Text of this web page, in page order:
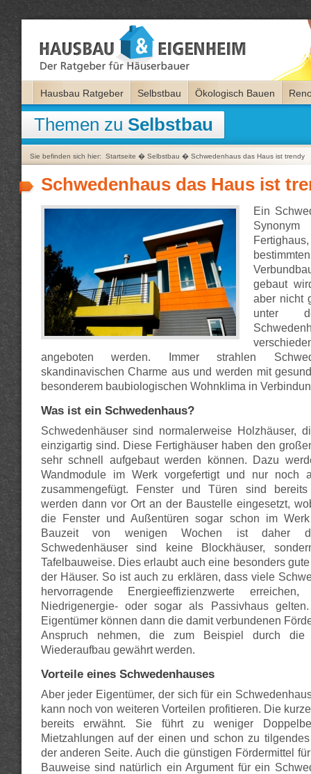
Hausbau Ratgeber Selbstbau Ökologisch Bauen
Themen zu Selbstbau
Sie befinden sich hier: Startseite � Selbstbau � Schwedenhaus das Haus ist trendy
Schwedenhaus das Haus ist
Ein
bestimmten
gebaut
aber nicht
unter
angeboten werden. Immer strahlen
skandinavischen Charme aus und werden mit
besonderem baubiologischen Wohnklima in
Was ist ein Schwedenhaus?
Schwedenhäuser sind normalerweise Holzhäuser,
einzigartig sind. Diese Fertighäuser haben den
sehr schnell aufgebaut werden können. Dazu
Wandmodule im Werk vorgefertigt und nur noch
zusammengefügt. Fenster und Türen sind
werden dann vor Ort an der Baustelle eingesetzt,
die Fenster und Außentüren sogar schon im
Bauzeit von wenigen Wochen ist daher
Schwedenhäuser sind keine Blockhäuser,
Tafelbauweise. Dies erlaubt auch eine besonders
der Häuser. So ist auch zu erklären, dass viele
hervorragende Energieeffizienzwerte
Niedrigenergie- oder sogar als Passivhaus
Eigentümer können dann die damit verbundenen
Anspruch nehmen, die zum Beispiel durch die
Wiederaufbau gewährt werden.
Vorteile eines Schwedenhauses
Aber jeder Eigentümer, der sich für ein
kann noch von weiteren Vorteilen profitieren. Die
bereits erwähnt. Sie führt zu weniger
Mietzahlungen auf der einen und schon zu
der anderen Seite. Auch die günstigen Fördermittel
Bauweise sind natürlich ein Argument für ein